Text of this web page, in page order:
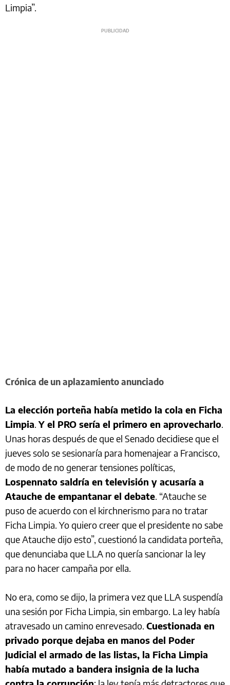
Limpia”.
Crónica de un aplazamiento anunciado
La elección porteña había metido la cola en Ficha
Limpia.Y el PRO sería el primero en aprovecharlo.
Unas horas después de que el Senado decidiese que el
jueves solo se sesionaría para homenajear a Francisco,
de modo de no generar tensiones políticas,
Lospennato saldría en televisión y acusaría a
Atauche de empantanar el debate. “Atauche se
puso de acuerdo con el kirchnerismo para no tratar
Ficha Limpia. Yo quiero creer que el presidente no sabe
que Atauche dijo esto”, cuestionó la candidata porteña,
que denunciaba que LLA no quería sancionar la ley
para no hacer campaña por ella.
No era, como se dijo, la primera vez que LLA suspendía
una sesión por Ficha Limpia, sin embargo. La ley había
atravesado un camino enrevesado. Cuestionada en
privado porque dejaba en manos del Poder
Judicial el armado de las listas, la Ficha Limpia
había mutado a bandera insignia de la lucha